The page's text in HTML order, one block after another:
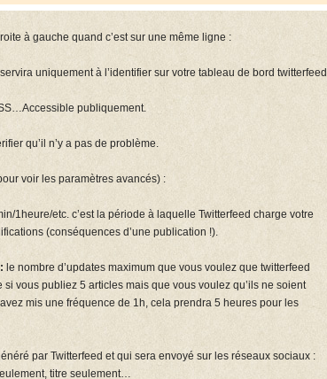
à gauche quand c’est sur une même ligne :
uniquement à l’identifier sur votre tableau de bord twitterfeed
publiquement.
qu’il n’y a pas de problème.
voir les paramètres avancés) :
1heure/etc. c’est la période à laquelle Twitterfeed charge votre
(conséquences d’une publication !).
le nombre d’updates maximum que vous voulez que twitterfeed
vous publiez 5 articles mais que vous voulez qu’ils ne soient
mis une fréquence de 1h, cela prendra 5 heures pour les
par Twitterfeed et qui sera envoyé sur les réseaux sociaux :
titre seulement…